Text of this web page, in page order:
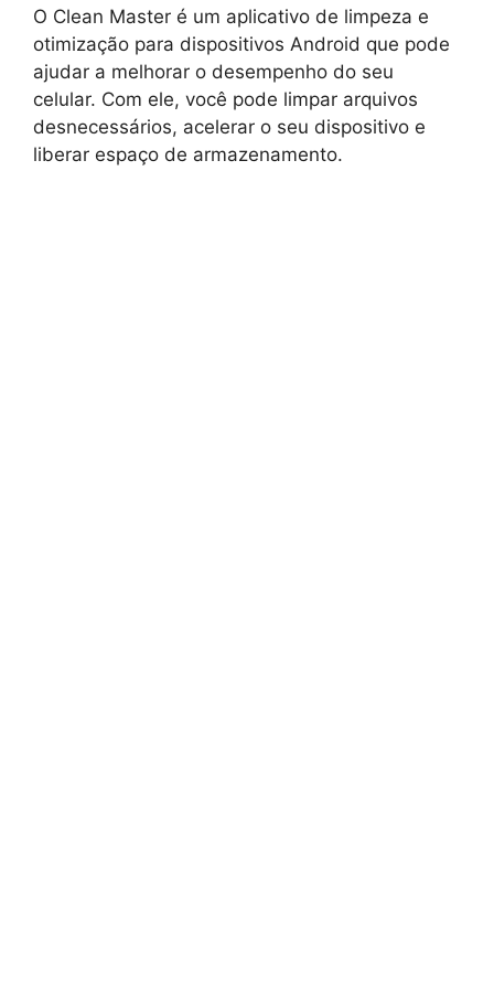
O Clean Master é um aplicativo de limpeza e
otimização para dispositivos Android que pode
ajudar a melhorar o desempenho do seu
celular. Com ele, você pode limpar arquivos
desnecessários, acelerar o seu dispositivo e
liberar espaço de armazenamento.